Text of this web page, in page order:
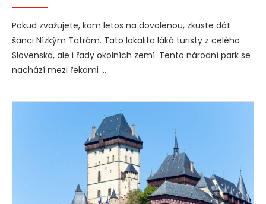
Pokud zvažujete, kam letos na dovolenou, zkuste dát
šanci Nízkým Tatrám. Tato lokalita láká turisty z celého
Slovenska, ale i řady okolních zemí. Tento národní park se
nachází mezi řekami …